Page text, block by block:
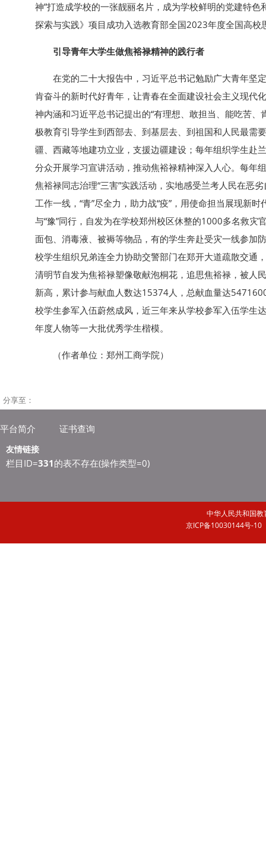
神”打造成学校的一张靓丽名片，成为学校鲜明的党建特
探索与实践》项目成功入选教育部全国2023年度全国高
引导青年大学生做焦裕禄精神的践行者
在党的二十大报告中，习近平总书记勉励广大青年坚
肯奋斗的新时代好青年，让青春在全面建设社会主义现代
神内涵和习近平总书记提出的“有理想、敢担当、能吃苦
极教育引导学生到西部去、到基层去、到祖国和人民最需
疆、西藏等地建功立业，支援边疆建设；每年组织学生赴
分众开展学习宣讲活动，推动焦裕禄精神深入人心。每年
焦裕禄同志治理“三害”实践活动，实地感受兰考人民在恶
工作一线，“青”尽全力，助力战“疫”，用使命担当展现新
与“豫”同行，自发为在学校郑州校区休整的1000多名救
面包、消毒液、被褥等物品，有的学生奔赴受灾一线参加
校学生组织兄弟连全力协助交警部门在郑开大道疏散交通
清明节自发为焦裕禄塑像敬献泡桐花，追思焦裕禄，被人
新高，累计参与献血人数达15374人，总献血量达
校学生参军入伍蔚然成风，近三年来从学校参军入伍学生
年度人物等一大批优秀学生楷模。
（作者单位：郑州工商学院）
分享至：
平台简介 证书查询
友情链接
栏目ID=331的表不存在(操作类型=0)
中华人民共和
京ICP备10030144号